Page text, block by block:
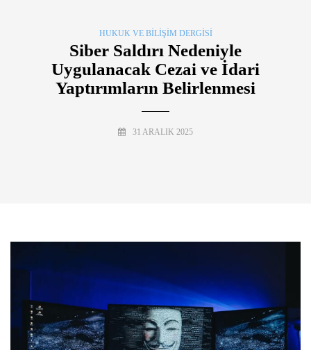
HUKUK VE BILIŞIM DERGISI
Siber Saldırı Nedeniyle
Uygulanacak Cezai ve İdari
Yaptırımların Belirlenmesi
31 ARALIK 2025